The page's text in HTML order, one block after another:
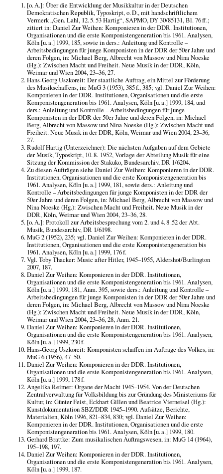
[o. A.]: Über die Entwicklung der Musikkultur in der Deutschen
Demokratischen Republik, Typoskript, o. D., mit handschriftlichem
Vermerk „Gen. Lahl, 12. 5. 53 Hartig“, SAPMO, DY 30/85131, Bl. 76 ff.;
zitiert in: Daniel Zur Weihen: Komponieren in der DDR. Institutionen,
Organisationen und die erste Komponistengeneration bis 1961. Analysen,
Köln [u. a.] 1999, 185, sowie in ders.: Anleitung und Kontrolle –
Arbeitsbedingungen für junge Komponisten in der DDR der 50er Jahre und
deren Folgen, in: Michael Berg, Albrecht von Massow und Nina Noeske
(Hg.): Zwischen Macht und Freiheit. Neue Musik in der DDR, Köln,
Weimar und Wien 2004, 23–36, 27.
Hans-Georg Uszkoreit: Der staatliche Auftrag, ein Mittel zur Förderung
des Musikschaffens, in: MuG 3 (1953), 385 f., 385; vgl. Daniel Zur Weihen:
Komponieren in der DDR. Institutionen, Organisationen und die erste
Komponistengeneration bis 1961. Analysen, Köln [u. a.] 1999, 184, und
ders.: Anleitung und Kontrolle – Arbeitsbedingungen für junge
Komponisten in der DDR der 50er Jahre und deren Folgen, in: Michael
Berg, Albrecht von Massow und Nina Noeske (Hg.): Zwischen Macht und
Freiheit. Neue Musik in der DDR, Köln, Weimar und Wien 2004, 23–36,
27.
Rudolf Hartig (Unterzeichner): Die nächsten Aufgaben auf dem Gebiete
der Musik, Typoskript, 10. 8. 1952, Vorlage der Abteilung Musik für eine
Sitzung der Kommission der Stakuko, Bundesarchiv, DR 1/6204.
Zu diesen Aufträgen siehe Daniel Zur Weihen: Komponieren in der DDR.
Institutionen, Organisationen und die erste Komponistengeneration bis
1961. Analysen, Köln [u. a.] 1999, 181, sowie ders.: Anleitung und
Kontrolle – Arbeitsbedingungen für junge Komponisten in der DDR der
50er Jahre und deren Folgen, in: Michael Berg, Albrecht von Massow und
Nina Noeske (Hg.): Zwischen Macht und Freiheit. Neue Musik in der
DDR, Köln, Weimar und Wien 2004, 23–36, 28.
[o. A.]: Protokoll zur Arbeitsbesprechung vom 2. und 4. 8 .52 der Abt.
Musik, Bundesarchiv, DR 1/6198.
MuG 2 (1952), 235; vgl. Daniel Zur Weihen: Komponieren in der DDR.
Institutionen, Organisationen und die erste Komponistengeneration bis
1961. Analysen, Köln [u. a.] 1999, 176 f.
Vgl. Toby Thacker: Music after Hitler, 1945–1955, Aldershot/Burlington
2007, 187.
Daniel Zur Weihen: Komponieren in der DDR. Institutionen,
Organisationen und die erste Komponistengeneration bis 1961. Analysen,
Köln [u. a.] 1999, 181, Anm. 395, sowie ders.: Anleitung und Kontrolle –
Arbeitsbedingungen für junge Komponisten in der DDR der 50er Jahre und
deren Folgen, in: Michael Berg, Albrecht von Massow und Nina Noeske
(Hg.): Zwischen Macht und Freiheit. Neue Musik in der DDR, Köln,
Weimar und Wien 2004, 23–36, 28, Anm. 21.
Daniel Zur Weihen: Komponieren in der DDR. Institutionen,
Organisationen und die erste Komponistengeneration bis 1961. Analysen,
Köln [u. a.] 1999, 230 f.
Hans-Georg Uszkoreit: Komponisten schaffen im Auftrage des Volkes, in:
MuG 6 (1956), 47–50.
Daniel Zur Weihen: Komponieren in der DDR. Institutionen,
Organisationen und die erste Komponistengeneration bis 1961. Analysen,
Köln [u. a.] 1999, 178 f.
Angelika Reimer: Organe der Macht 1945–1954. Von der Deutschen
Zentralverwaltung für Volksbildung bis zur Gründung des Ministeriums für
Kultur, in: Günter Feist, Eckhart Gillen und Beatrice Vierneisel (Hg.):
Kunstdokumentation SBZ/DDR 1945–1990. Aufsätze, Berichte,
Materialien, Köln 1996, 821–834, 830; vgl. Daniel Zur Weihen:
Komponieren in der DDR. Institutionen, Organisationen und die erste
Komponistengeneration bis 1961. Analysen, Köln [u. a.] 1999, 180.
Gerhard Brattke: Zum musikalischen Auftragswesen, in: MuG 14 (1964),
195–198, 197.
Daniel Zur Weihen: Komponieren in der DDR. Institutionen,
Organisationen und die erste Komponistengeneration bis 1961. Analysen,
Köln [u. a.] 1999, 187.